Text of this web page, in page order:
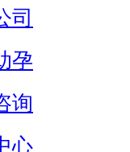
司
孕
询
心